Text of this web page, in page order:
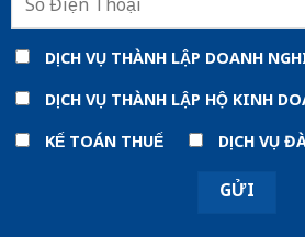
DỊCH VỤ THÀNH LẬP DOANH
DỊCH VỤ THÀNH LẬP HỘ KINH
KẾ TOÁN THUẾ
DỊCH VỤ